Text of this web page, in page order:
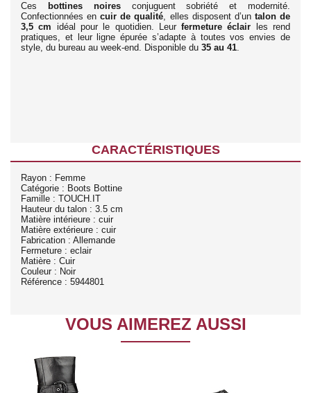
Ces bottines noiresconjuguent sobriété et modernité.
Confectionnées encuir de qualité, elles disposent d’un talon de
3,5 cm idéal pour le quotidien. Leurfermeture éclair les rend
pratiques, et leur ligne épurée s’adapte à toutes vos envies de
style, du bureau au week-end. Disponible du 35 au 41.
CARACTÉRISTIQUES
Rayon : Femme
Catégorie : Boots Bottine
Famille : TOUCH.IT
Hauteur du talon : 3.5 cm
Matière intérieure : cuir
Matière extérieure : cuir
Fabrication : Allemande
Fermeture : eclair
Matière : Cuir
Couleur : Noir
Référence : 5944801
VOUS AIMEREZ AUSSI